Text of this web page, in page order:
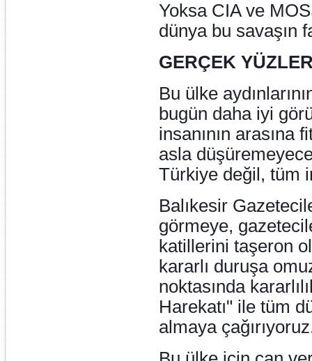
Yoksa CIA ve
dünya bu savaşın
GERÇEK
Bu ülke
bugün daha iyi
insanının
asla
Türkiye değil, tüm
Balıkesir
görmeye,
katillerini taşeron
kararlı duruşa
noktasında
Harekatı" ile tüm
almaya